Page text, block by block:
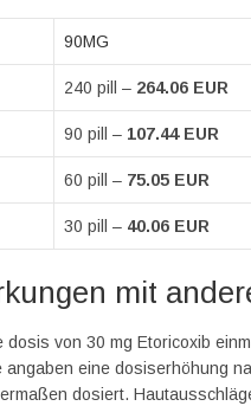
90MG
240 pill – 264.06 EUR
90 pill – 107.44 EUR
60 pill – 75.05 EUR
30 pill – 40.06 EUR
mit
von 30 mg Etoricoxib
eine dosiserhöhung
dosiert.